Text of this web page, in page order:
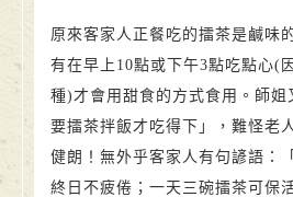
原來客家人正餐吃的擂茶是鹹味
有在早上10點或下午3點吃點心(
種)才會用甜食的方式食用。師姐
要擂茶拌飯才吃得下」，難怪老
健朗！無外乎客家人有句諺語：
終日不疲倦；一天三碗擂茶可保